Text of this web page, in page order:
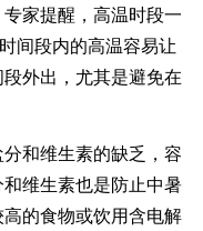
家提醒，高温时段一
间段内的高温容易让
外出，尤其是避免在
和维生素的缺乏，容
维生素也是防止中暑
的食物或饮用含电解